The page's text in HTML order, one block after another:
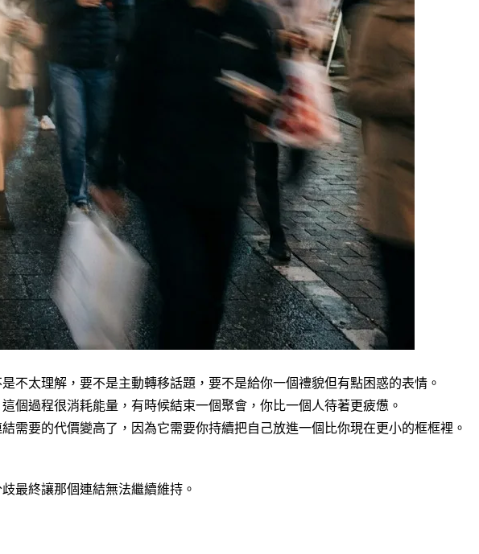
不太理解，要不是主動轉移話題，要不是給你一個禮貌但有點困惑的表情。
個過程很消耗能量，有時候結束一個聚會，你比一個人待著更疲憊。
要的代價變高了，因為它需要你持續把自己放進一個比你現在更小的框框裡。
最終讓那個連結無法繼續維持。